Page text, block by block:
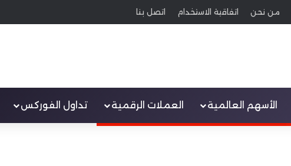
من نحن اتفاقية الاستخدام اتصل بنا
الأسهم العالمية العملات الرقمية تداول الفوركس